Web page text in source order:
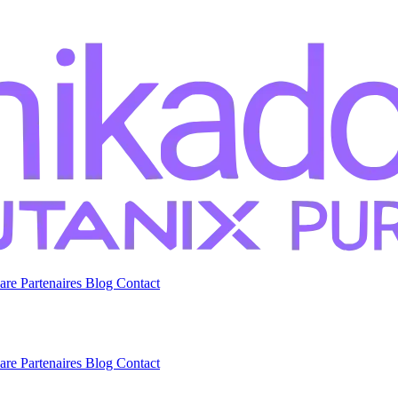
Partenaires Blog Contact
Partenaires Blog Contact